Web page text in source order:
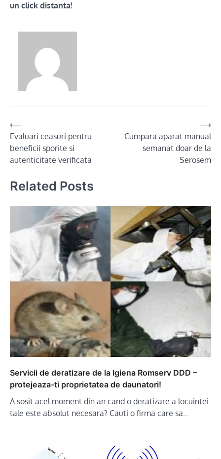
un click distanta!
Post
navigation
⟵
Evaluari ceasuri pentru
beneficii sporite si
autenticitate verificata
Cumpara aparat manual
semanat doar de la
Serosem
⟶
Related Posts
Servicii de deratizare de la Igiena Romserv DDD –
protejeaza-ti proprietatea de daunatori!
A sosit acel moment din an cand o deratizare a locuintei
tale este absolut necesara? Cauti o firma care sa…